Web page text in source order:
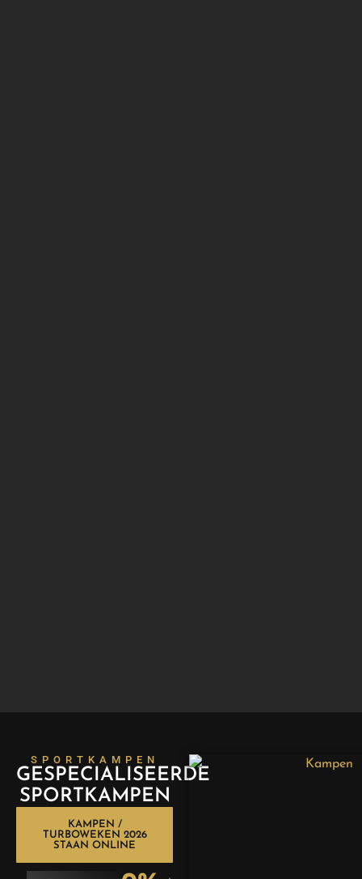
SPORTKAMPEN
GESPECIALISEERDE
SPORTKAMPEN
KAMPEN /
TURBOWEKEN 2026
STAAN ONLINE